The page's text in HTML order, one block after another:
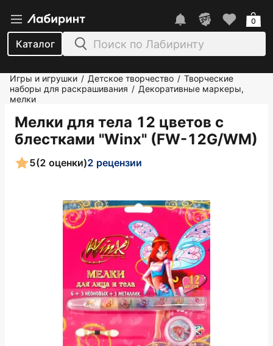
Каталог
0
Игры и игрушки / Детское творчество / Творческие
наборы для раскрашивания / Декоративные маркеры,
мелки
Мелки для тела 12 цветов с
блестками "Winx" (FW-12G/WM)
5(2 оценки)2 рецензии